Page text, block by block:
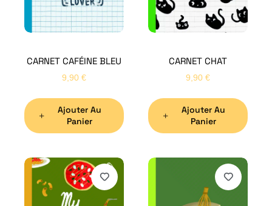
CARNET CAFÉINE BLEU
9,90 €
Ajouter Au
Panier
CARNET CHAT
9,90 €
Ajouter Au
Panier